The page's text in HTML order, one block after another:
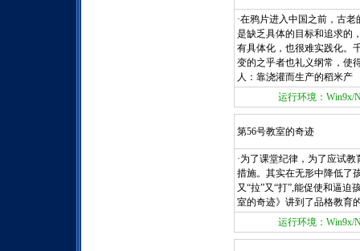
·在鸦片进入中国之前，古
是缺乏具体的目标和追求的
有具体化，也很难实践化。
变的之乎者也礼义纲常，使
人：靠浇灌而生产的稻米产
运行环境：Win9x/
第56号教室的奇迹
·为了课堂纪律，为了应试
措施。其实在无形中降低了
又“拉”又“打”,能促使和逼
室的奇迹》讲到了品格教育
运行环境：Win9x/